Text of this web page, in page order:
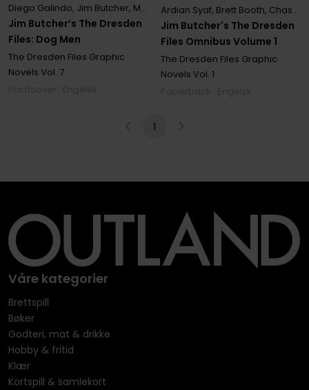
Jim Butcher’s The Dresden
Files: Dog Men
Diego Galindo, Jim Butcher, Mark Powers
The Dresden Files Graphic
Novels Vol. 7
Jim Butcher's The Dresden
Files Omnibus Volume 1
Ardian Syaf, Brett Booth, Chase Conley
The Dresden Files Graphic
Novels Vol. 1
1
Våre kategorier
Brettspill
Bøker
Godteri, mat & drikke
Hobby & fritid
Klær
Kortspill & samlekort